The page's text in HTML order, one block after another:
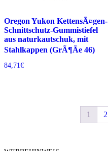
Oregon Yukon KettensÃ¤gen-
Schnittschutz-Gummistiefel
aus naturkautschuk, mit
Stahlkappen (GrÃ¶Ãe 46)
84,71€
1 2